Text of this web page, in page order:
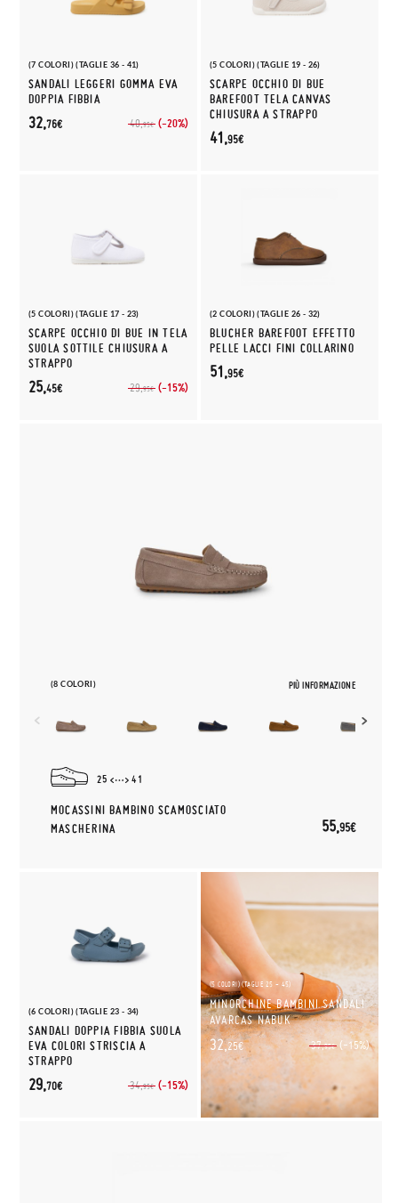
(7 COLORI) (TAGLIE 36 - 41)
SANDALI LEGGERI GOMMA EVA
DOPPIA FIBBIA
40,95€ (-20%)
32,76€
(5 COLORI) (TAGLIE 19 - 26)
SCARPE OCCHIO DI BUE
BAREFOOT TELA CANVAS
CHIUSURA A STRAPPO
41,95€
(5 COLORI) (TAGLIE 17 - 23)
SCARPE OCCHIO DI BUE IN TELA
SUOLA SOTTILE CHIUSURA A
STRAPPO
29,95€ (-15%)
25,45€
(2 COLORI) (TAGLIE 26 - 32)
BLUCHER BAREFOOT EFFETTO
PELLE LACCI FINI COLLARINO
51,95€
(8 COLORI) PIÙ INFORMAZIONE
25 41
MOCASSINI BAMBINO SCAMOSCIATO
MASCHERINA
55,95€
(6 COLORI) (TAGLIE 23 - 34)
SANDALI DOPPIA FIBBIA SUOLA
EVA COLORI STRISCIA A
STRAPPO
34,95€ (-15%)
29,70€
(5 COLORI) (TAGLIE 25 - 45)
MINORCHINE BAMBINI SANDALI
AVARCAS NABUK
37,95€ (-15%)
32,25€